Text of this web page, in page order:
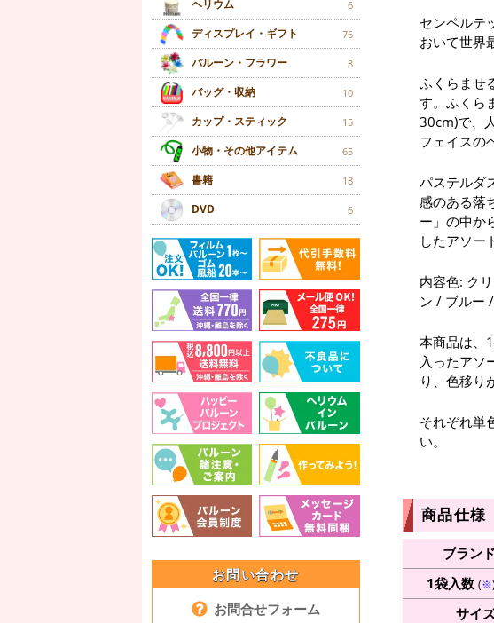
ヘリウム 6
ディスプレイ・ギフト 76
バルーン・フラワー 8
バッグ・収納 10
カップ・スティック 15
小物・その他アイテム 65
書籍 18
DVD 6
お問い合わせ
お問合せフォーム
センペルテ
おいて世界
ふくらませ
す。ふくら
30cm)で、
フェイスの
パステルダ
感のある落
ー」の中か
したアソー
内容色: ク
ン / ブルー
本商品は、
入ったアソ
り、色移り
それぞれ単
い。
商品仕様
ブランド
1袋入数 (※)
サイ